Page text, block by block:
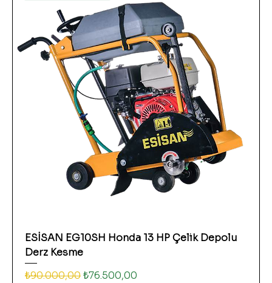
ESİSAN EG10SH Honda 13 HP Çelik Depolu
Derz Kesme
Normal Fiyat
₺90.000,00İndirimli Fiyat
₺76.500,00